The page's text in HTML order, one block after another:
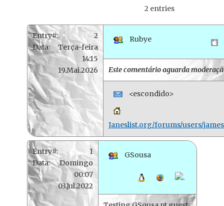
2 entries
Entry#:
2
Data:
Terça-feira
14:15
19.Mai.2026
Rubye
Este comentário aguarda
<escondido>
Janeslist.org/forums/users/
Entry#:
1
Data:
Domingo
00:07
03.Jul.2022
GSousa